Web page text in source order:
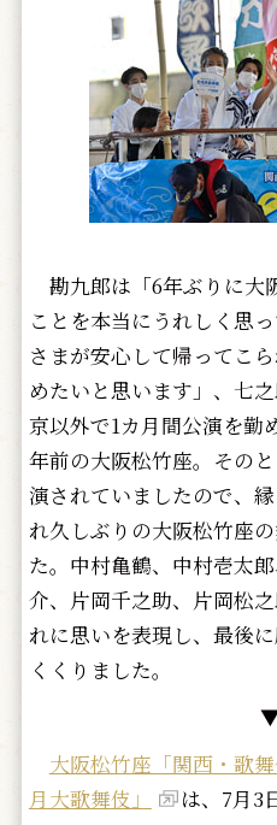
勘九郎は「6年ぶりに大
ことを本当にうれしく思
さまが安心して帰ってこ
めたいと思います」、七
京以外で1カ月間公演を勤
年前の大阪松竹座。その
演されていましたので、
れ久しぶりの大阪松竹座
た。中村亀鶴、中村壱太
介、片岡千之助、片岡松
れに思いを表現し、最後
くくりました。
大阪松竹座「関西・歌
月大歌舞伎」
は、7月3